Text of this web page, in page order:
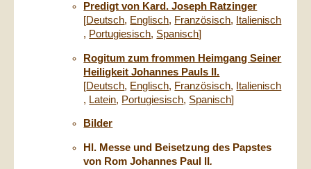
Predigt von Kard. Joseph Ratzinger
[Deutsch, Englisch, Französisch, Italienisch
, Portugiesisch, Spanisch]
Rogitum zum frommen Heimgang Seiner
Heiligkeit Johannes Pauls II.
[Deutsch, Englisch, Französisch, Italienisch
, Latein, Portugiesisch, Spanisch]
Bilder
Hl. Messe und Beisetzung des Papstes
von Rom Johannes Paul II.